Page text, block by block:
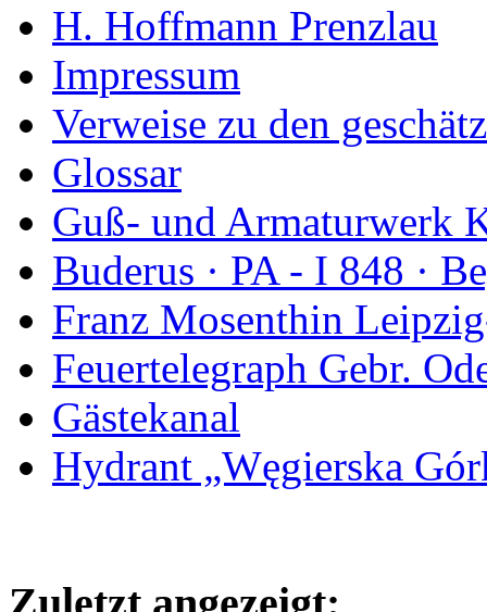
H. Hoffmann Prenzlau
Impressum
Verweise zu den
Glossar
Guß- und Armaturwerk
Buderus · PA - I 848 ·
Franz Mosenthin
Feuertelegraph Gebr.
Gästekanal
Hydrant „Węgierska